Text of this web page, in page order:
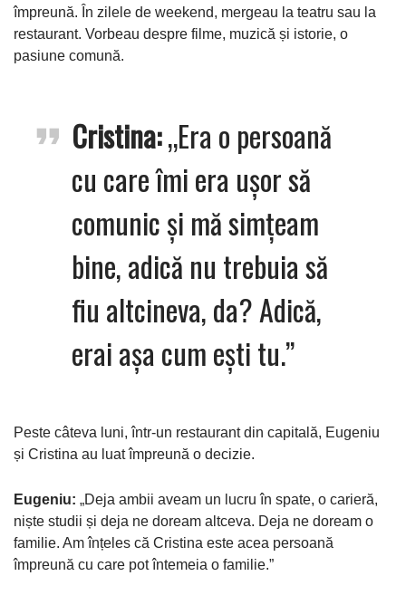
împreună. În zilele de weekend, mergeau la teatru sau la
restaurant. Vorbeau despre filme, muzică și istorie, o
pasiune comună.
Cristina:„Era o persoană
cu care îmi era ușor să
comunic și mă simțeam
bine, adică nu trebuia să
fiu altcineva, da? Adică,
erai așa cum ești tu.”
Peste câteva luni, într-un restaurant din capitală, Eugeniu
și Cristina au luat împreună o decizie.
Eugeniu: „Deja ambii aveam un lucru în spate, o carieră,
niște studii și deja ne doream altceva. Deja ne doream o
familie. Am înțeles că Cristina este acea persoană
împreună cu care pot întemeia o familie.”